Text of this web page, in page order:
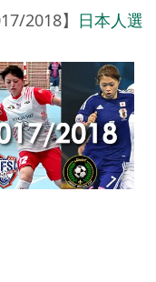
2018】 日本人選